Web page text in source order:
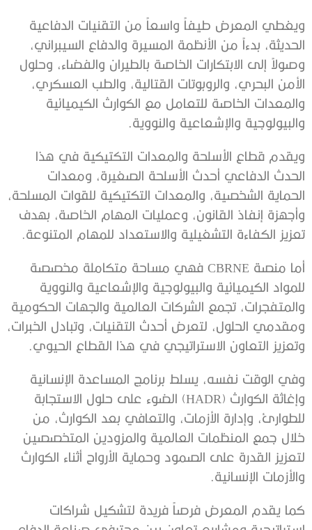
ويغطي المعرض طيفاً واسعاً من التقنيات الدفاعية
الحديثة، بدءاً من الأنظمة المسيرة والدفاع السيبراني،
وصولاً إلى الابتكارات الخاصة بالطيران والفضاء، وحلول
الأمن البحري، والروبوتات القتالية، والطب العسكري،
والمعدات الخاصة للتعامل مع الكوارث الكيميائية
والبيولوجية والإشعاعية والنووية.
ويقدم قطاع الأسلحة والمعدات التكتيكية في هذا
الحدث الدفاعي أحدث الأسلحة الصغيرة، ومعدات
الحماية الشخصية، والمعدات التكتيكية للقوات المسلحة،
وأجهزة إنفاذ القانون، وعمليات المهام الخاصة، بهدف
تعزيز الكفاءة التشغيلية والاستعداد للمهام المتنوعة.
أما منصة CBRNE فهي مساحة متكاملة مخصصة
للمواد الكيميائية والبيولوجية والإشعاعية والنووية
والمتفجرات، تجمع الشركات العالمية والجهات الحكومية
ومقدمي الحلول، لتعرض أحدث التقنيات، وتبادل الخبرات،
وتعزيز التعاون الاستراتيجي في هذا القطاع الحيوي.
وفي الوقت نفسه، يسلط برنامج المساعدة الإنسانية
وإغاثة الكوارث (HADR) الضوء على حلول الاستجابة
للطوارئ، وإدارة الأزمات، والتعافي بعد الكوارث، من
خلال جمع المنظمات العالمية والمزودين المتخصصين
لتعزيز القدرة على الصمود وحماية الأرواح أثناء الكوارث
والأزمات الإنسانية.
كما يقدم المعرض فرصاً فريدة لتشكيل شراكات